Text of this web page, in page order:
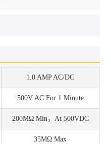
1.0 AMP AC/DC
500V AC For 1 Minute
200MΩ Min，At 500VDC
35MΩ Max